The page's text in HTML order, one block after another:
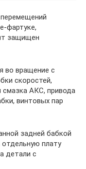
фартуке,
защищен
во вращение с
скоростей,
смазка АКС, привода
винтовых пар
задней бабкой
плату
детали с